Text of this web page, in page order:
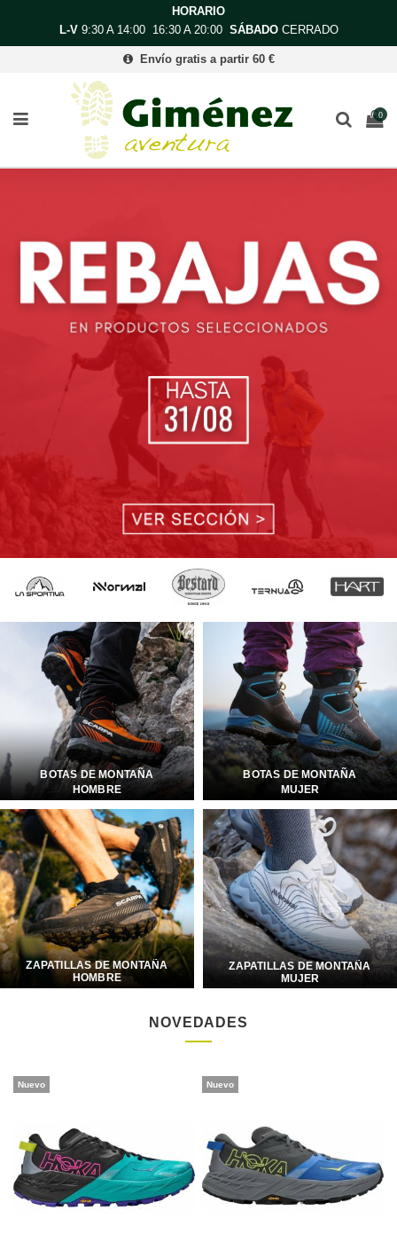
HORARIO
L-V9:30 A 14:00 16:30 A 20:00 SÁBADOCERRADO
Envío gratis a partir 60 €
0
BOTAS DE MONTAÑA
HOMBRE
BOTAS DE MONTAÑA
MUJER
ZAPATILLAS DE MONTAÑA
HOMBRE
ZAPATILLAS DE MONTAÑA
MUJER
NOVEDADES
Nuevo Nuevo